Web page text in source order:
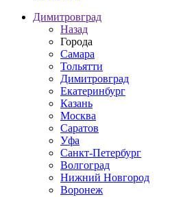
Димитровград
Назад
Города
Самара
Тольятти
Димитровград
Екатеринбург
Казань
Москва
Саратов
Уфа
Санкт-Петербург
Волгоград
Нижний Новгород
Воронеж